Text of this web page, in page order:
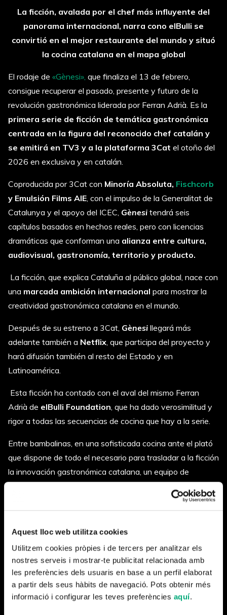
Aquest lloc web utilitza cookies
Utilitzem cookies pròpies i de tercers per analitzar els
nostres serveis i mostrar-te publicitat relacionada amb
les preferències dels usuaris en base a un perfil elaborat
a partir dels seus hàbits de navegació. Pots obtenir més
informació i configurar les teves preferències aquí.
La ficción, avalada por el chef más influyente del
panorama internacional, narra cono elBulli se
convirtió en el mejor restaurante del mundo y situó
la cocina catalana en el mapa global
El rodaje de «Gènesi», que finaliza el 13 de febrero,
consigue recuperar el pasado, presente y futuro de la
revolución gastronómica liderada por Ferran Adrià. Es la
primera serie de ficción de temática gastronómica
centrada en la figura del reconocido chef catalán y
se emitirá en TV3 y a la plataforma 3Cat el otoño del
2026 en exclusiva y en catalán.
Coproducida por 3Cat con Minoría Absoluta, Fischcorb
y Emulsión Films AIE, con el impulso de la Generalitat de
Catalunya y el apoyo del ICEC, Gènesi tendrá seis
capítulos basados en hechos reales, pero con licencias
dramáticas que conforman una alianza entre cultura,
audiovisual, gastronomía, territorio y producto.
La ficción, que explica Cataluña al público global, nace con
una marcada ambición internacional para mostrar la
creatividad gastronómica catalana en el mundo.
Después de su estreno a 3Cat, Gènesi llegará más
adelante también a Netflix, que participa del proyecto y
hará difusión también al resto del Estado y en
Latinoamérica.
Esta ficción ha contado con el aval del mismo Ferran
Adrià de elBulli Foundation, que ha dado verosimilitud y
rigor a todas las secuencias de cocina que hay a la serie.
Entre bambalinas, en una sofisticada cocina ante el plató
que dispone de todo el necesario para trasladar a la ficción
la innovación gastronómica catalana, un equipo de
Bosch i Marc *Cuspinera, han elaborado los más de 70
En función del momento narrativo de la historia, han sido
escogidos de manera conjunta por el mismo Ferran Adrià i
David Pujol, director de la serie, de entre los 1846 que se
cocinaban a elBulli. Cada plato con presencia en la ficción
tiene varias versiones, en función de la dificultad de